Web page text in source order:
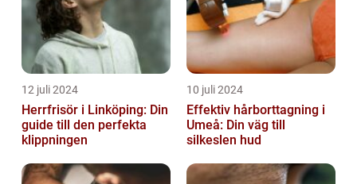
12 juli 2024
Herrfrisör i Linköping: Din
guide till den perfekta
klippningen
10 juli 2024
Effektiv hårborttagning i
Umeå: Din väg till
silkeslen hud